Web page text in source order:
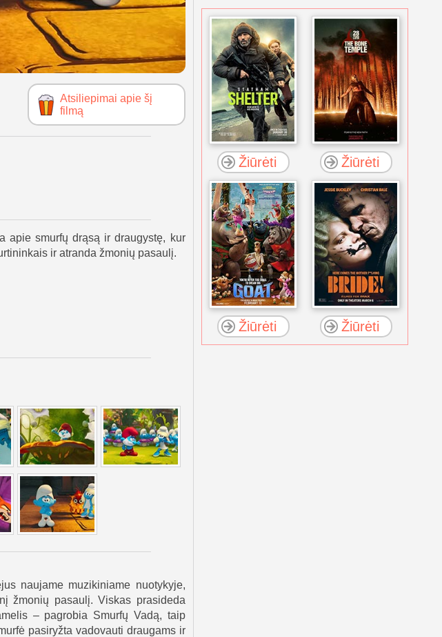
Žiūrėti Žiūrėti
Žiūrėti Žiūrėti
Atsiliepimai apie šį
filmą
apie smurfų drąsą ir draugystę, kur
ir atranda žmonių pasaulį.
naujame muzikiniame nuotykyje,
žmonių pasaulį. Viskas prasideda
– pagrobia Smurfų Vadą, taip
pasiryžta vadovauti draugams ir